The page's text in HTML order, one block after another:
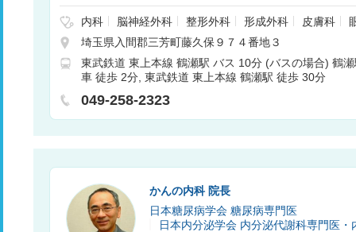
内科 脳神経外科 整形外科 形成外科 皮膚科
経内科
耳鼻咽喉科 小児科 麻酔科
ン
呼吸器内科 消化器科 外科 循環器科
科
産婦人科 放射線科 肝臓内科・外科
内分泌
器外科
埼玉県入間郡三芳町藤久保９７４番地３
東武鉄道 東上本線 鶴瀬駅 バス 10分 (バスの場合) 鶴
車 徒歩 2分 東武鉄道 東上本線 鶴瀬駅 徒歩 30分
049-258-2323
かんの内科 院長
日本糖尿病学会 糖尿病専門医
日本内分泌学会 内分泌代謝科専門医・